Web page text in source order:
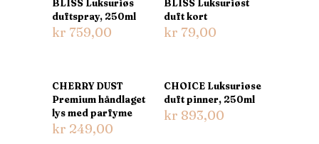
BLISS Luksuriøs
duftspray, 250ml
kr 759,00
BLISS Luksuriøst
duft kort
kr 79,00
CHERRY DUST
Premium håndlaget
lys med parfyme
kr 249,00
CHOICE Luksuriøse
duft pinner, 250ml
kr 893,00